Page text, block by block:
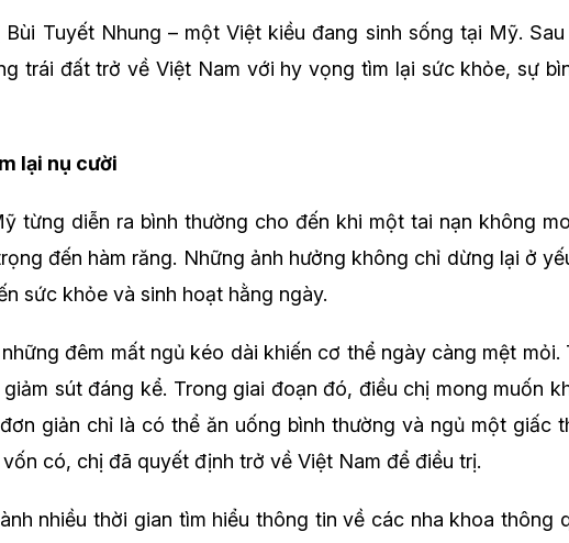
Tuyết Nhung – một Việt kiều đang sinh sống tại Mỹ.
trái đất trở về Việt Nam với hy vọng tìm lại sức khỏe, sự
lại nụ cười
từng diễn ra bình thường cho đến khi một tai nạn không
đến hàm răng. Những ảnh hưởng không chỉ dừng lại ở
sức khỏe và sinh hoạt hằng ngày.
đêm mất ngủ kéo dài khiến cơ thể ngày càng mệt mỏi.
sút đáng kể. Trong giai đoạn đó, điều chị mong muốn
giản chỉ là có thể ăn uống bình thường và ngủ một giấc
có, chị đã quyết định trở về Việt Nam để điều trị.
nhiều thời gian tìm hiểu thông tin về các nha khoa thông